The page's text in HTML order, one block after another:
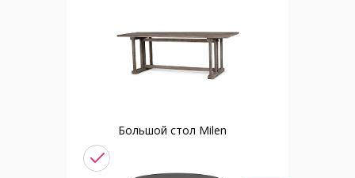
Большой стол Milen